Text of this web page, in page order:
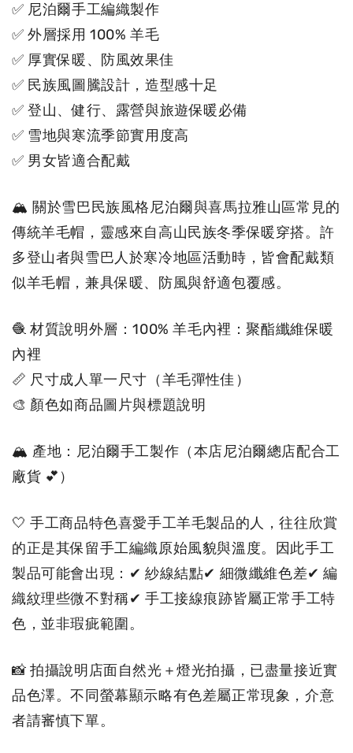
✅ 尼泊爾手工編織製作
✅ 外層採用 100% 羊毛
✅ 厚實保暖、防風效果佳
✅ 民族風圖騰設計，造型感十足
✅ 登山、健行、露營與旅遊保暖必備
✅ 雪地與寒流季節實用度高
✅ 男女皆適合配戴
🏔 關於雪巴民族風格尼泊爾與喜馬拉雅山區常見的
傳統羊毛帽，靈感來自高山民族冬季保暖穿搭。許
多登山者與雪巴人於寒冷地區活動時，皆會配戴類
似羊毛帽，兼具保暖、防風與舒適包覆感。
🧶 材質說明外層：100% 羊毛內裡：聚酯纖維保暖
內裡
📏 尺寸成人單一尺寸（羊毛彈性佳 ）
🎨 顏色如商品圖片與標題說明
🏔 產地：尼泊爾手工製作（本店尼泊爾總店配合工
廠貨 💕）
🤍 手工商品特色喜愛手工羊毛製品的人，往往欣賞
的正是其保留手工編織原始風貌與溫度。因此手工
製品可能會出現：✔ 紗線結點✔ 細微纖維色差✔ 編
織紋理些微不對稱✔ 手工接線痕跡皆屬正常手工特
色，並非瑕疵範圍。
📸 拍攝說明店面自然光＋燈光拍攝，已盡量接近實
品色澤。不同螢幕顯示略有色差屬正常現象，介意
者請審慎下單。